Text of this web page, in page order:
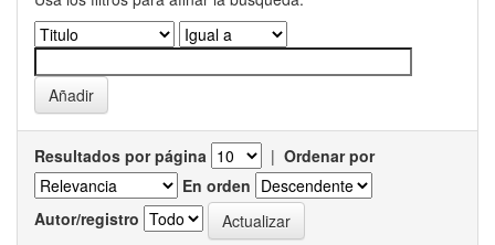
Resultados por página | Ordenar por
En orden
Autor/registro